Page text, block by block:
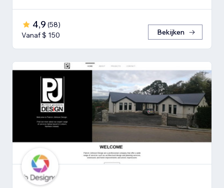
4,9 (58)
Vanaf $ 150
Bekijken